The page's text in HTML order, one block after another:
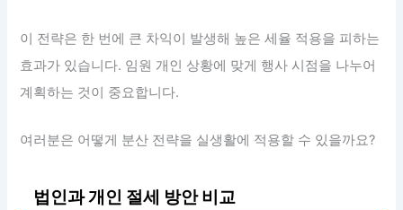
이 전략은 한 번에 큰 차익이 발생해 높은 세율 적용을 피하는
효과가 있습니다. 임원 개인 상황에 맞게 행사 시점을 나누어
계획하는 것이 중요합니다.
여러분은 어떻게 분산 전략을 실생활에 적용할 수 있을까요?
법인과 개인 절세 방안 비교